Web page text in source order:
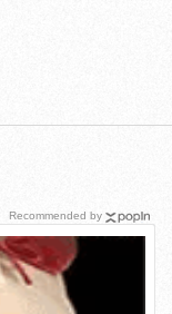
Recommended by